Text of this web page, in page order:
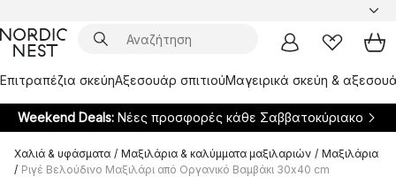
Επιτραπέζια σκεύηΑξεσουάρ σπιτιούΜαγειρικά σκεύη &
Weekend Deals: Νέες προσφορές κάθε Σαββατοκύριακο
Χαλιά & υφάσματα / Μαξιλάρια & καλύμματα μαξιλαριών / Μαξιλάρια
/ Ριγέ Βελούδινο Μαξιλάρι από Οργανικό Βαμβάκι 30x40 cm